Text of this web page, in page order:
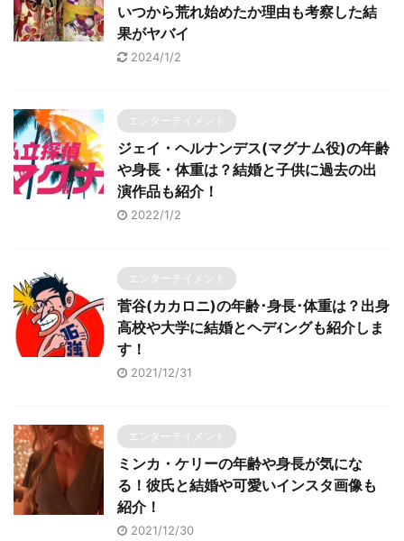
いつから荒れ始めたか理由も考察した結
果がヤバイ
2024/1/2
エンターテイメント
ジェイ・ヘルナンデス(マグナム役)の年齢
や身長・体重は？結婚と子供に過去の出
演作品も紹介！
2022/1/2
エンターテイメント
菅谷(カカロニ)の年齢･身長･体重は？出身
高校や大学に結婚とヘデｨングも紹介しま
す！
2021/12/31
エンターテイメント
ミンカ・ケリーの年齢や身長が気にな
る！彼氏と結婚や可愛いインスタ画像も
紹介！
2021/12/30